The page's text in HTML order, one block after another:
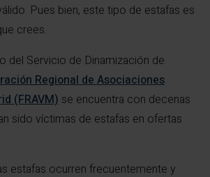
Pues bien, este tipo de estafas es
crees.
del Servicio de Dinamización de
Regional de Asociaciones
(FRAVM) se encuentra con decenas
sido víctimas de estafas en ofertas
estafas ocurren frecuentemente y